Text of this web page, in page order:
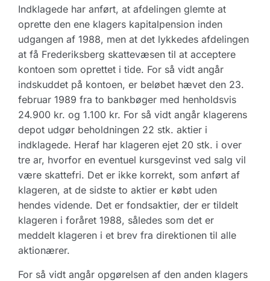
Indklagede har anført, at afdelingen glemte at
oprette den ene klagers kapitalpension inden
udgangen af 1988, men at det lykkedes afdelingen
at få Frederiksberg skattevæsen til at acceptere
kontoen som oprettet i tide. For så vidt angår
indskuddet på kontoen, er beløbet hævet den 23.
februar 1989 fra to bankbøger med henholdsvis
24.900 kr. og 1.100 kr. For så vidt angår klagerens
depot udgør beholdningen 22 stk. aktier i
indklagede. Heraf har klageren ejet 20 stk. i over
tre ar, hvorfor en eventuel kursgevinst ved salg vil
være skattefri. Det er ikke korrekt, som anført af
klageren, at de sidste to aktier er købt uden
hendes vidende. Det er fondsaktier, der er tildelt
klageren i foråret 1988, således som det er
meddelt klageren i et brev fra direktionen til alle
aktionærer.
For så vidt angår opgørelsen af den anden klagers